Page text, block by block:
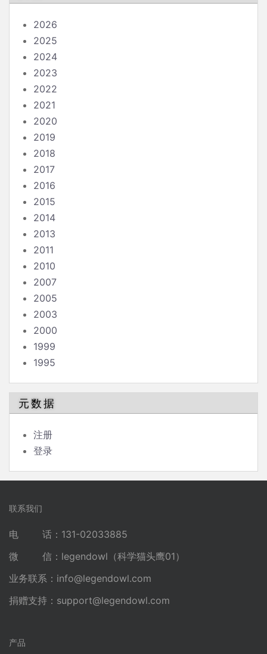
2026
2025
2024
2023
2022
2021
2020
2019
2018
2017
2016
2015
2014
2013
2011
2010
2007
2005
2003
2000
1999
1995
元数据
注册
登录
联系我们
电 话：131-02033885
微 信：legendowl（科学猫头鹰01）
业务联系： info@legendowl.com
捐赠支持： support@legendowl.com
产品